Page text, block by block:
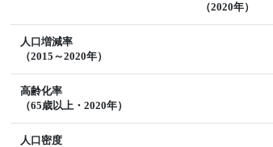
（2020年）
人口増減率
（2015～2020年）
高齢化率
（65歳以上・2020年）
人口密度